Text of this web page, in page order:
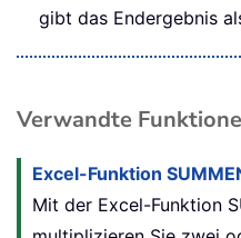
gibt das Endergebnis
Verwandte
Excel-Funktion
Mit der Excel-Funktion